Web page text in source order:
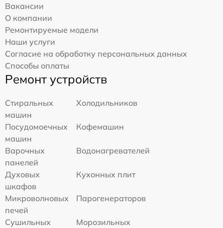
Вакансии
О компании
Ремонтируемые модели
Наши услуги
Согласие на обработку персональных данных
Способы оплаты
Ремонт устройств
Стиральных
машин
Холодильников
Посудомоечных
машин
Кофемашин
Варочных
панелей
Водонагревателей
Духовых
шкафов
Кухонных плит
Микроволновых
печей
Парогенераторов
Сушильных
Морозильных